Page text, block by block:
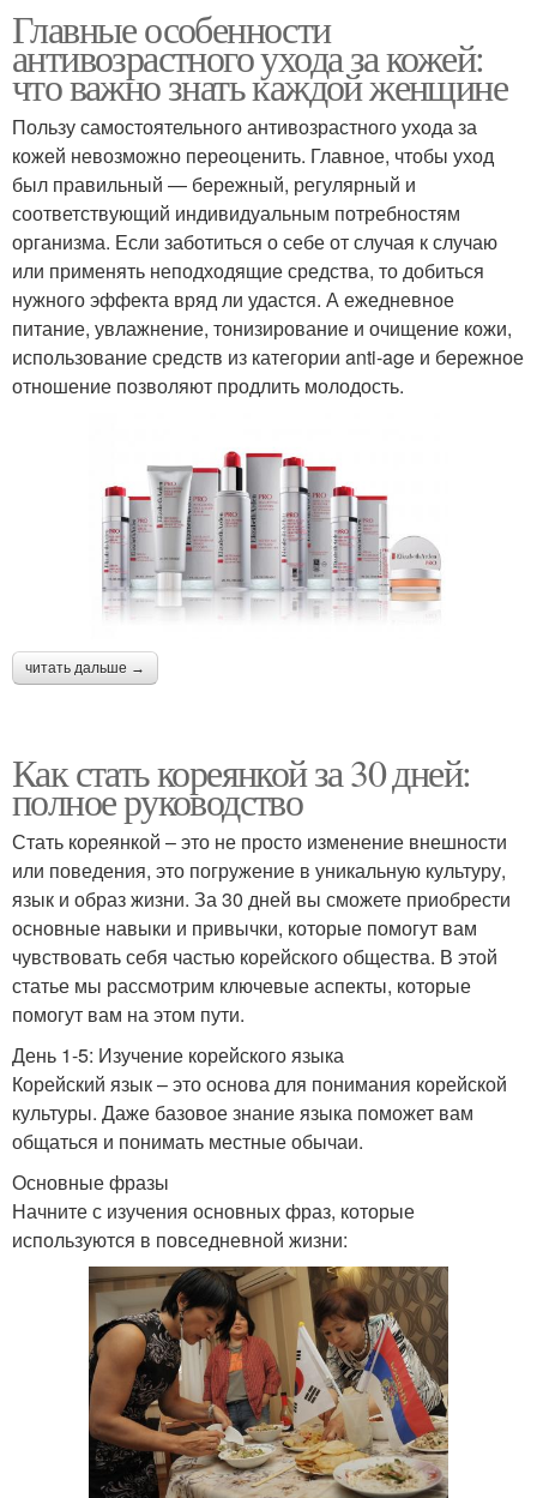
Главные особенности
антивозрастного ухода за кожей:
что важно знать каждой женщине
Пользу самостоятельного антивозрастного ухода за
кожей невозможно переоценить. Главное, чтобы уход
был правильный — бережный, регулярный и
соответствующий индивидуальным потребностям
организма. Если заботиться о себе от случая к случаю
или применять неподходящие средства, то добиться
нужного эффекта вряд ли удастся. А ежедневное
питание, увлажнение, тонизирование и очищение кожи,
использование средств из категории anti-age и бережное
отношение позволяют продлить молодость.
читать дальше →
Как стать кореянкой за 30 дней:
полное руководство
Стать кореянкой – это не просто изменение внешности
или поведения, это погружение в уникальную культуру,
язык и образ жизни. За 30 дней вы сможете приобрести
основные навыки и привычки, которые помогут вам
чувствовать себя частью корейского общества. В этой
статье мы рассмотрим ключевые аспекты, которые
помогут вам на этом пути.
День 1-5: Изучение корейского языка
Корейский язык – это основа для понимания корейской
культуры. Даже базовое знание языка поможет вам
общаться и понимать местные обычаи.
Основные фразы
Начните с изучения основных фраз, которые
используются в повседневной жизни: